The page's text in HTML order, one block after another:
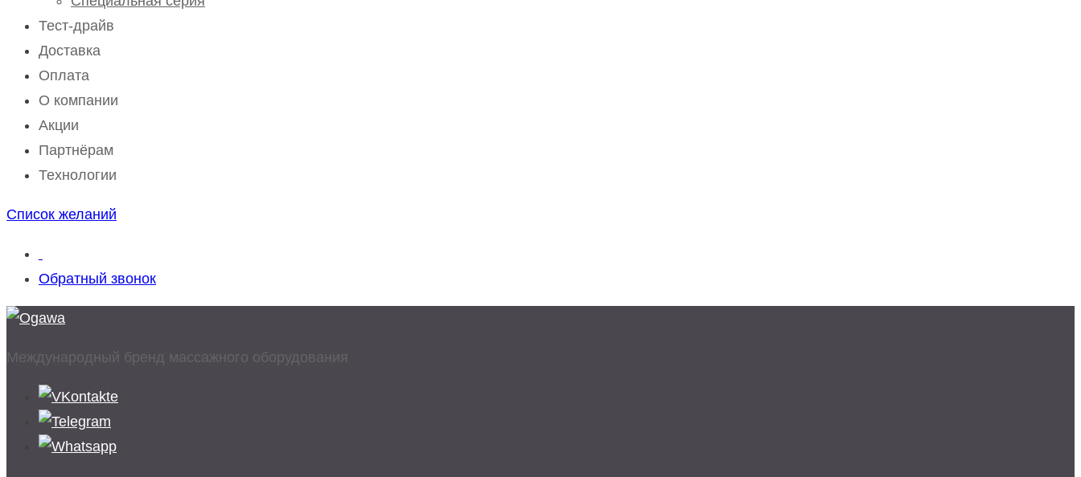
Тест-драйв
Доставка
Оплата
О компании
Акции
Партнёрам
Технологии
Список желаний
Обратный звонок
Международный бренд массажного оборудования